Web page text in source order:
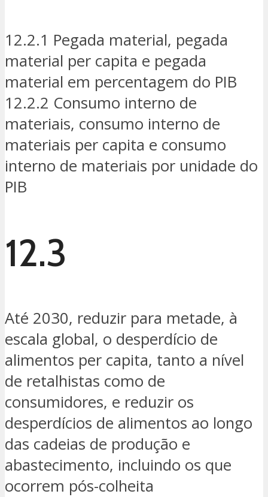
12.2.1 Pegada material, pegada
material per capita e pegada
material em percentagem do PIB
12.2.2 Consumo interno de
materiais, consumo interno de
materiais per capita e consumo
interno de materiais por unidade do
PIB
12.3
Até 2030, reduzir para metade, à
escala global, o desperdício de
alimentos per capita, tanto a nível
de retalhistas como de
consumidores, e reduzir os
desperdícios de alimentos ao longo
das cadeias de produção e
abastecimento, incluindo os que
ocorrem pós-colheita